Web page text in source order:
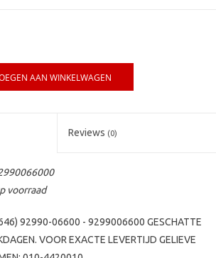
AAN WINKELWAGEN
Reviews (0)
voorraad
92990-06600 - 9299006600 GESCHATTE
VOOR EXACTE LEVERTIJD GELIEVE